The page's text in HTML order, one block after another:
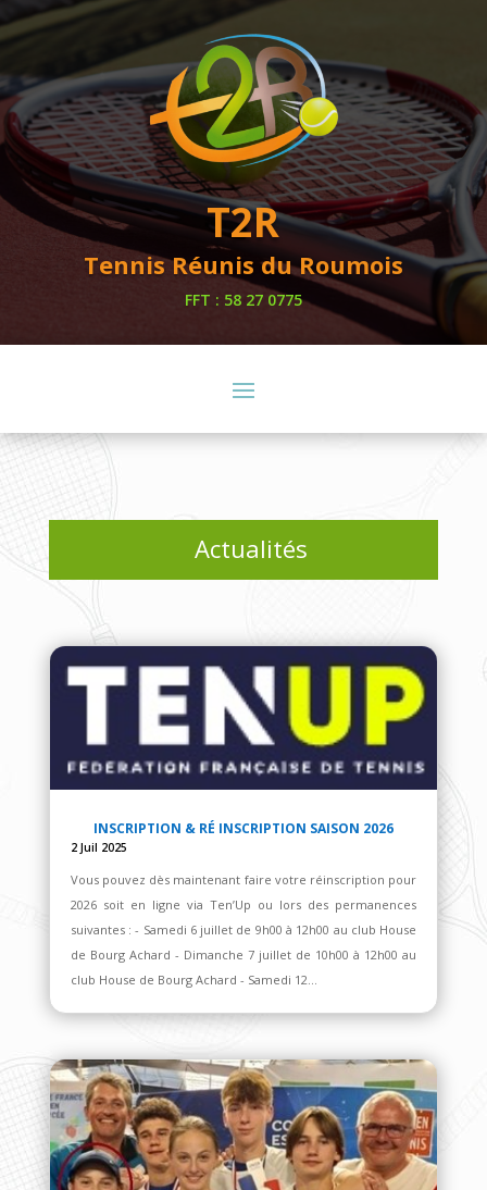
T2R
Tennis Réunis du Roumois
FFT : 58 27 0775
Actualités
INSCRIPTION & RÉ INSCRIPTION SAISON 2026
2 Juil 2025
Vous pouvez dès maintenant faire votre réinscription pour
2026 soit en ligne via Ten’Up ou lors des permanences
suivantes : - Samedi 6 juillet de 9h00 à 12h00 au club House
de Bourg Achard - Dimanche 7 juillet de 10h00 à 12h00 au
club House de Bourg Achard - Samedi 12...